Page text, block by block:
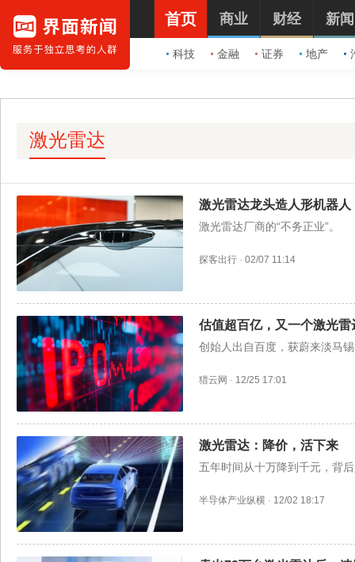
首页
科技 金融 证券 地产
商业 财经 新闻
激光雷达
激光雷达龙头造人形机器
激光雷达厂商的“不务正业”。
探客出行 · 02/07 11:14
估值超百亿，又一个激光雷
创始人出自百度，获蔚来淡马
猎云网 · 12/25 17:01
激光雷达：降价，活下来
五年时间从十万降到千元，背
半导体产业纵横 · 12/02 18:17